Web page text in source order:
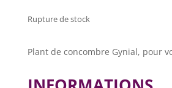
Rupture de stock
Plant de concombre Gynial, pour